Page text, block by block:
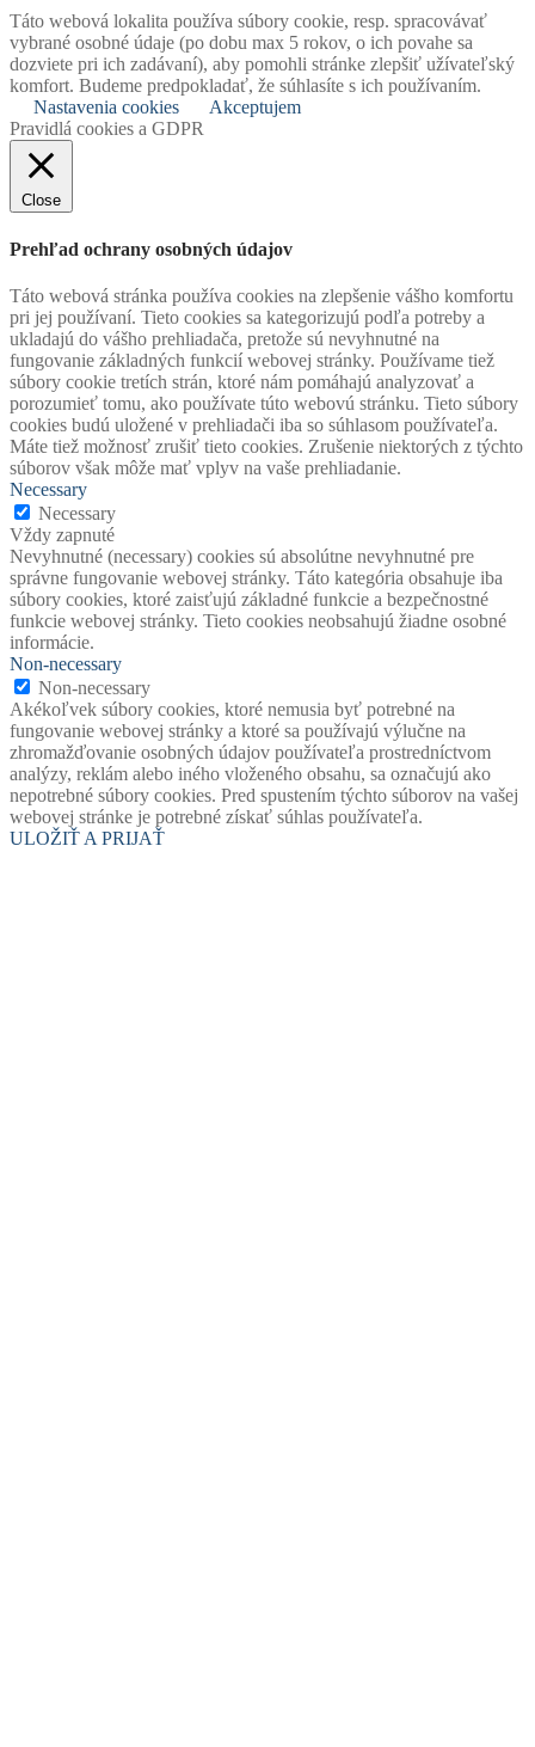
Táto webová lokalita používa súbory cookie, resp. spracovávať
vybrané osobné údaje (po dobu max 5 rokov, o ich povahe sa
dozviete pri ich zadávaní), aby pomohli stránke zlepšiť užívateľský
komfort. Budeme predpokladať, že súhlasíte s ich používaním.
Nastavenia cookies
Akceptujem
Pravidlá cookies a GDPR
Close
Prehľad ochrany osobných údajov
Táto webová stránka používa cookies na zlepšenie vášho komfortu
pri jej používaní. Tieto cookies sa kategorizujú podľa potreby a
ukladajú do vášho prehliadača, pretože sú nevyhnutné na
fungovanie základných funkcií webovej stránky. Používame tiež
súbory cookie tretích strán, ktoré nám pomáhajú analyzovať a
porozumieť tomu, ako používate túto webovú stránku. Tieto súbory
cookies budú uložené v prehliadači iba so súhlasom používateľa.
Máte tiež možnosť zrušiť tieto cookies. Zrušenie niektorých z týchto
súborov však môže mať vplyv na vaše prehliadanie.
Necessary
Necessary
Vždy zapnuté
Nevyhnutné (necessary) cookies sú absolútne nevyhnutné pre
správne fungovanie webovej stránky. Táto kategória obsahuje iba
súbory cookies, ktoré zaisťujú základné funkcie a bezpečnostné
funkcie webovej stránky. Tieto cookies neobsahujú žiadne osobné
informácie.
Non-necessary
Non-necessary
Akékoľvek súbory cookies, ktoré nemusia byť potrebné na
fungovanie webovej stránky a ktoré sa používajú výlučne na
zhromažďovanie osobných údajov používateľa prostredníctvom
analýzy, reklám alebo iného vloženého obsahu, sa označujú ako
nepotrebné súbory cookies. Pred spustením týchto súborov na vašej
webovej stránke je potrebné získať súhlas používateľa.
ULOŽIŤ A PRIJAŤ